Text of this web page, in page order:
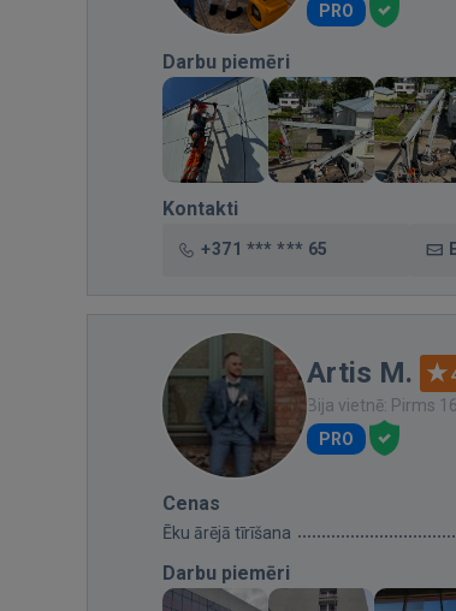
PRO
Darbu piemēri
Kontakti
+371 *** *** 65
Artis M.
Bija vietnē: Pirms
PRO
Cenas
Ēku ārējā tīrīšana
Darbu piemēri